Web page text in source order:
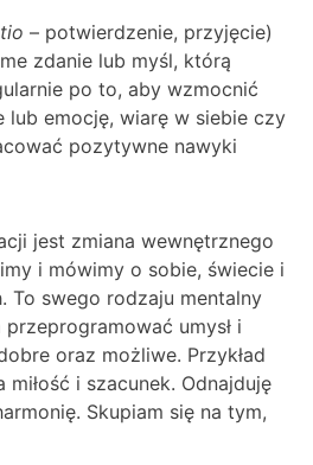
– potwierdzenie, przyjęcie)
zdanie lub myśl, którą
po to, aby wzmocnić
lub emocję, wiarę w siebie czy
pozytywne nawyki
jest zmiana wewnętrznego
i mówimy o sobie, świecie i
To swego rodzaju mentalny
umysł i
oraz możliwe. Przykład
miłość i szacunek. Odnajduję
Skupiam się na tym,